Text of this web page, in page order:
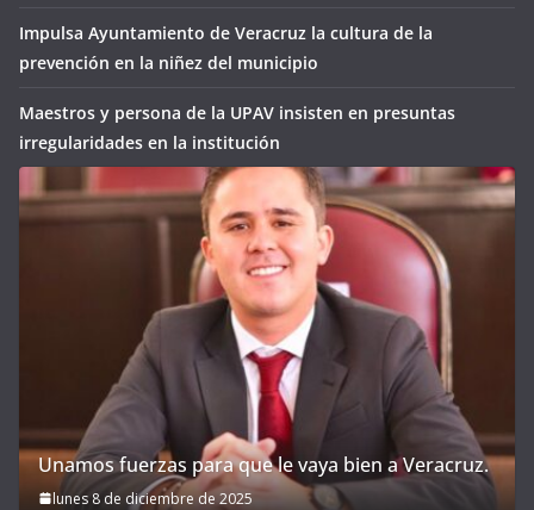
Impulsa Ayuntamiento de Veracruz la cultura de la
prevención en la niñez del municipio
Maestros y persona de la UPAV insisten en presuntas
irregularidades en la institución
Unamos fuerzas para que le vaya bien a Veracruz.
lunes 8 de diciembre de 2025